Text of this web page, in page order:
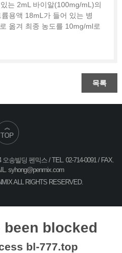
는 2mL 바이알(100mg/mL)의
용액 18mL가 들어 있는 병
옮겨 최종 농도를 10mg/ml로
목록
송빌딩 펜믹스 / TEL. 02-714-0091 / FAX.
syhong@penmix.com
ALL RIGHTS RESERVED.
been blocked
bl-777.top